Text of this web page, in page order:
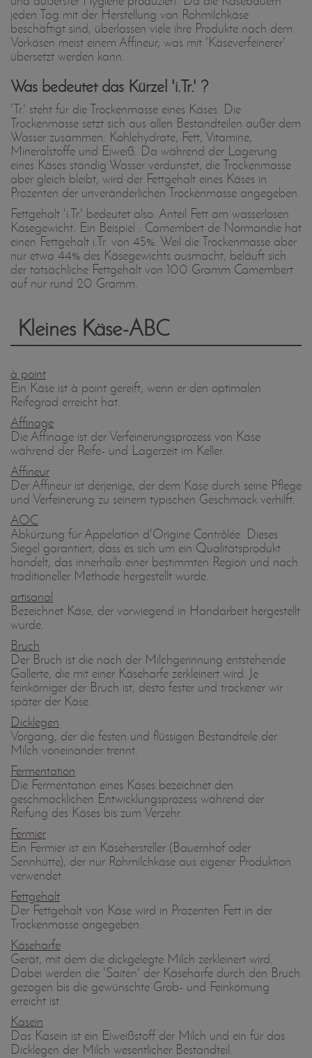
jeden Tag mit der Herstellung von Rohmilchkäse
beschäftigt sind, überlassen viele ihre Produkte nach dem
Vorkäsen meist einem Affineur, was mit 'Käseverfeinerer'
übersetzt werden kann.
Was bedeutet das Kürzel 'i.Tr.' ?
'Tr.' steht für die Trockenmasse eines Käses. Die
Trockenmasse setzt sich aus allen Bestandteilen außer dem
Wasser zusammen: Kohlehydrate, Fett, Vitamine,
Mineralstoffe und Eiweiß. Da während der Lagerung
eines Käses ständig Wasser verdunstet, die Trockenmasse
aber gleich bleibt, wird der Fettgehalt eines Käses in
Prozenten der unveränderlichen Trockenmasse angegeben.
Fettgehalt 'i.Tr.' bedeutet also: Anteil Fett am wasserlosen
Käsegewicht. Ein Beispiel : Camembert de Normandie hat
einen Fettgehalt i.Tr. von 45%. Weil die Trockenmasse aber
nur etwa 44% des Käsegewichts ausmacht, beläuft sich
der tatsächliche Fettgehalt von 100 Gramm Camembert
auf nur rund 20 Gramm.
Kleines Käse-ABC
à point
Ein Käse ist à point gereift, wenn er den optimalen
Reifegrad erreicht hat.
Affinage
Die Affinage ist der Verfeinerungsprozess von Käse
während der Reife- und Lagerzeit im Keller.
Affineur
Der Affineur ist derjenige, der dem Käse durch seine Pflege
und Verfeinerung zu seinem typischen Geschmack verhilft.
AOC
Abkürzung für Appelation d'Origine Contrôlée. Dieses
Siegel garantiert, dass es sich um ein Qualitätsprodukt
handelt, das innerhalb einer bestimmten Region und nach
traditioneller Methode hergestellt wurde.
artisanal
Bezeichnet Käse, der vorwiegend in Handarbeit hergestellt
wurde.
Bruch
Der Bruch ist die nach der Milchgerinnung entstehende
Gallerte, die mit einer Käseharfe zerkleinert wird. Je
feinkörniger der Bruch ist, desto fester und trockener wir
später der Käse.
Dicklegen
Vorgang, der die festen und flüssigen Bestandteile der
Milch voneinander trennt.
Fermentation
Die Fermentation eines Käses bezeichnet den
geschmacklichen Entwicklungsprozess während der
Reifung des Käses bis zum Verzehr.
Fermier
Ein Fermier ist ein Käsehersteller (Bauernhof oder
Sennhütte), der nur Rohmilchkäse aus eigener Produktion
verwendet.
Fettgehalt
Der Fettgehalt von Käse wird in Prozenten Fett in der
Trockenmasse angegeben.
Käseharfe
Gerät, mit dem die dickgelegte Milch zerkleinert wird.
Dabei werden die 'Saiten' der Käseharfe durch den Bruch
gezogen bis die gewünschte Grob- und Feinkörnung
erreicht ist.
Kasein
Das Kasein ist ein Eiweißstoff der Milch und ein für das
Dicklegen der Milch wesentlicher Bestandteil.